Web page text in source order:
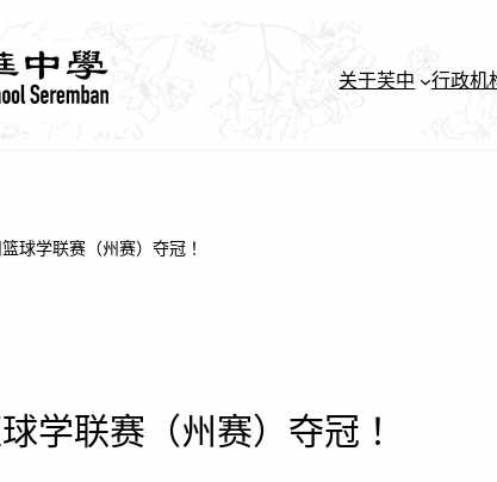
关于芙中 行政机
球学联赛（州赛）夺冠！
学联赛（州赛）夺冠！